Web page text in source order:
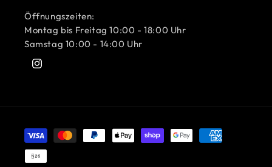
Öffnungszeiten:
Montag bis Freitag 10:00 - 18:00 Uhr
Samstag 10:00 - 14:00 Uhr
Instagram